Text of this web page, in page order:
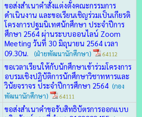
ขอส่งสำเนาคำสั่งแต่งตั้งคณะกรรมการ
ดำเนินงาน และขอเรียนเชิญร่วมเป็นเกียรติ
โครงการปฐมนิเทศนักศึกษา ประจำปีการ
ศึกษา 2564 ผ่านระบบออนไลน์ Zoom
Meeting วันที่ 30 มิถุนายน 2564 เวลา
09.30น.
(ฝ่ายพัฒนานักศึกษา) 64112
ขอเวลาเรียนให้กับนักศึกษาเข้าร่วมโครงการ
อบรมเชิงปฏิบัติการนักศึกษาวิชาทหารและ
วินัยจราจร ประจำปีการศึกษา 2564 (กอง
พัฒนานักศึกษา)
64111
ขอส่งสำเนาคำขอรับสิทธิบัตรการออกแบบ